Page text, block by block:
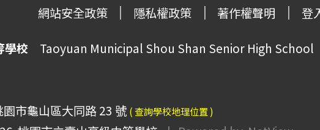
網站安全政策 隱私權政策 著作權聲明 登
學校 Taoyuan Municipal Shou Shan Senior High School
市龜山區大同路 23 號 ( 查詢學校地理位置 )